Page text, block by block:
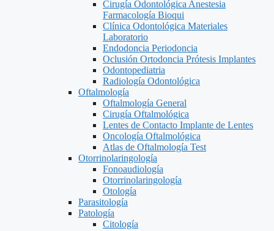
Cirugía Odontológica Anestesia
Farmacología Bioqui
Clínica Odontológica Materiales
Laboratorio
Endodoncia Periodoncia
Oclusión Ortodoncia Prótesis Implantes
Odontopediatria
Radiología Odontológica
Oftalmología
Oftalmología General
Cirugía Oftalmológica
Lentes de Contacto Implante de Lentes
Oncología Oftalmológica
Atlas de Oftalmología Test
Otorrinolaringología
Fonoaudiología
Otorrinolaringología
Otología
Parasitología
Patología
Citología